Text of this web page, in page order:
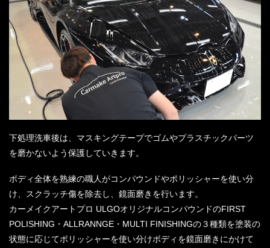
下処理洗車後は、マスキングテープでゴムやプラスチックパーツ
を磨かないよう保護していきます。
ボディ全体を熟練の職人がコンパウンドやポリッシャーを使い分
け、スクラッチ傷を除去し、鏡面磨きを行います。
カーメイクアートプロ ULGOオリジナルコンパウンドのFIRST
POLISHING・ALLRANNGE・MULTI FINISHINGの３種類を塗装の
状態に応じてポリッシャーを使い分けボディを鏡面磨きにかけて